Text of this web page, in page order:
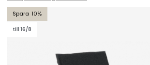
10
till 16/8
Soro loungefåtölj - antracit/teddy black dyna